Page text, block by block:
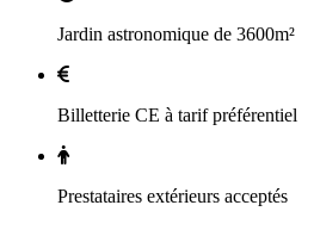
Jardin astronomique de 3600m²
Billetterie CE à tarif préférentiel
Prestataires extérieurs acceptés